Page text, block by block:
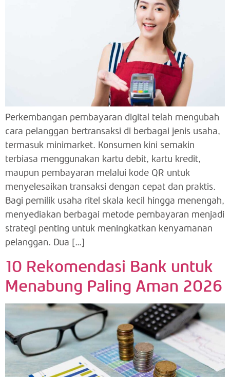
Perkembangan pembayaran digital telah mengubah
cara pelanggan bertransaksi di berbagai jenis usaha,
termasuk minimarket. Konsumen kini semakin
terbiasa menggunakan kartu debit, kartu kredit,
maupun pembayaran melalui kode QR untuk
menyelesaikan transaksi dengan cepat dan praktis.
Bagi pemilik usaha ritel skala kecil hingga menengah,
menyediakan berbagai metode pembayaran menjadi
strategi penting untuk meningkatkan kenyamanan
pelanggan. Dua […]
10 Rekomendasi Bank untuk
Menabung Paling Aman 2026